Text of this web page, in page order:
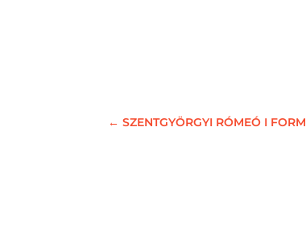
←SZENTGYÖRGYI RÓMEÓ I